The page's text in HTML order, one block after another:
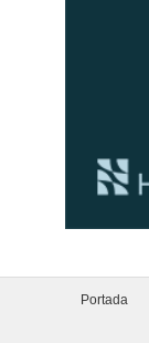
Portada